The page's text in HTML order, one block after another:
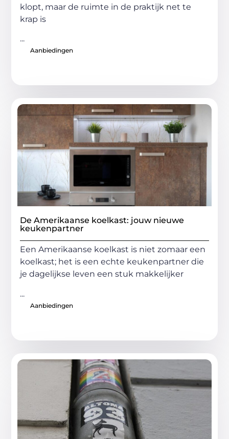
klopt, maar de ruimte in de praktijk net te
krap is
...
Aanbiedingen
De Amerikaanse koelkast: jouw nieuwe
keukenpartner
Een Amerikaanse koelkast is niet zomaar een
koelkast; het is een echte keukenpartner die
je dagelijkse leven een stuk makkelijker
...
Aanbiedingen